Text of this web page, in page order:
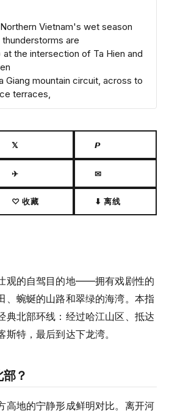
Vietnam's wet season
are
the intersection of Ta Hien and
Giang mountain circuit, across to
terraces,
𝕏 𝙋
✈ ✉
♡ 收藏 ⬇ 离线
观的自驾目的地——拥有戏剧性的
、蜿蜒的山路和翠绿的海湾。本指
典北部环线：经过哈江山区、抵达
特，最后到达下龙湾。
？
高地的宁静形成鲜明对比。离开河